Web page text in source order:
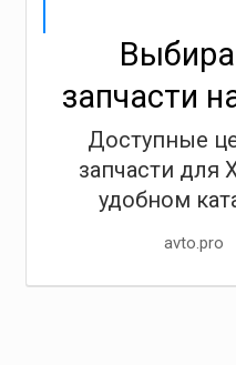
запчасти
Доступные
запчасти для
удобном
avto.pro